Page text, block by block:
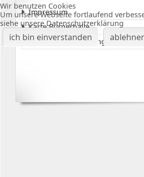
Impressum
Karte Bürgerhalle
Datenschutzerklärung
Wir benutzen Cookies
Um unsere Webseite fortlaufend
siehe unsere Datenschutzerklärung
ich bin einverstanden